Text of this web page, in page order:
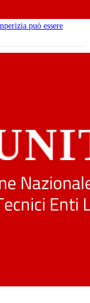
può essere